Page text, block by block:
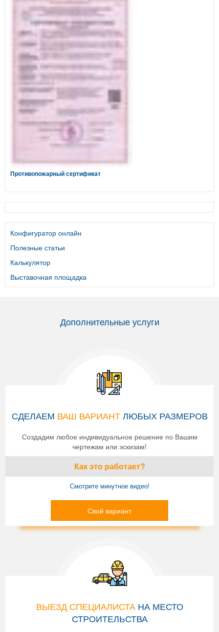
Противопожарный сертификат
Конфигуратор онлайн
Полезные статьи
Калькулятор
Выставочная площадка
Дополнительные услуги
СДЕЛАЕМ ВАШ ВАРИАНТЛЮБЫХ РАЗМЕРОВ
Создадим любое индивидуальное решение по Вашим
чертежам или эскизам!
Как это работает?
Смотрите минутное видео!
Свой вариант
ВЫЕЗД СПЕЦИАЛИСТАНА МЕСТО
СТРОИТЕЛЬСТВА